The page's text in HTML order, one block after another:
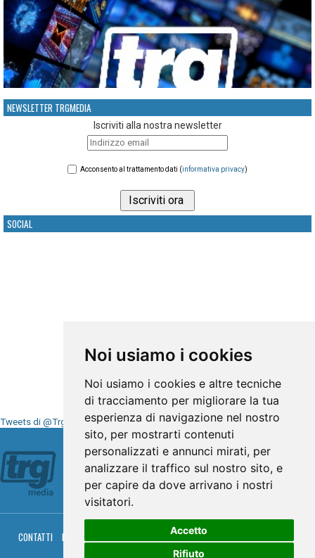
Noi usiamo i cookies
Noi usiamo i cookies e altre tecniche
di tracciamento per migliorare la tua
esperienza di navigazione nel nostro
sito, per mostrarti contenuti
personalizzati e annunci mirati, per
analizzare il traffico sul nostro sito, e
per capire da dove arrivano i nostri
visitatori.
Accetto
Rifiuto
NEWSLETTER TRGMEDIA
Iscriviti alla nostra newsletter
Acconsento al trattamento dati (informativa privacy)
SOCIAL
Tweets di @TrgMedia
Seguici su
CONTATTI PRIVACY PALINSESTO DIRETTA TV
RGM HITRADIO